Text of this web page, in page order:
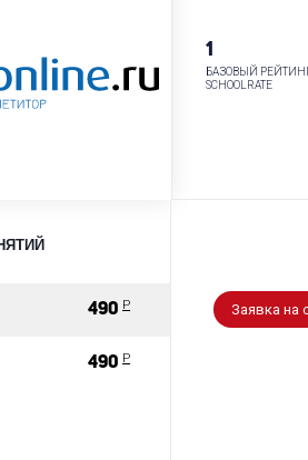
1
БАЗОВЫЙ
SCHOOLRATE
490 P
490 P
Заявка на